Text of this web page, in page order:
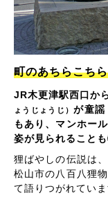
町のあちらこち
JR木更津駅西口か
ょうじょうじ）が童謡
もあり、マンホー
姿が見られることも
狸ばやしの伝説は
松山市の八百八狸
て語りつがれていま